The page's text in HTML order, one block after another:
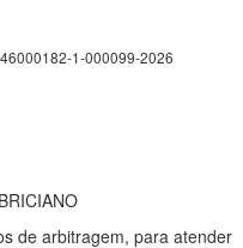
1-000099-2026
de arbitragem, para atender